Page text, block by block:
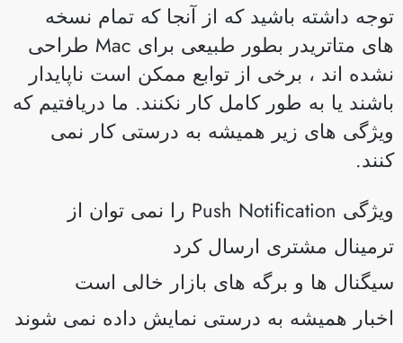
داشته باشید که از آنجا که تمام نسخه
های متاتریدر بطور طبیعی برای Mac طراحی
اند ، برخی از توابع ممکن است ناپایدار
یا به طور کامل کار نکنند. ما دریافتیم که
های زیر همیشه به درستی کار نمی
ویژگی Push Notification را نمی توان از
مشتری ارسال کرد
ها و برگه های بازار خالی است
همیشه به درستی نمایش داده نمی شوند